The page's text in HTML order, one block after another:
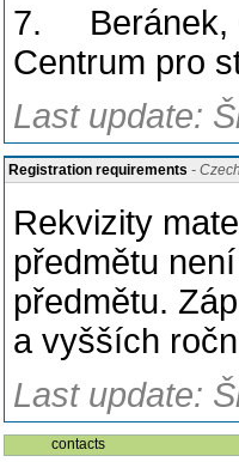
7. Beránek,
Centrum pro
Last update:
Registration requirements - Czech
Rekvizity
předmětu
předmětu.
a vyšších
Last update:
contacts